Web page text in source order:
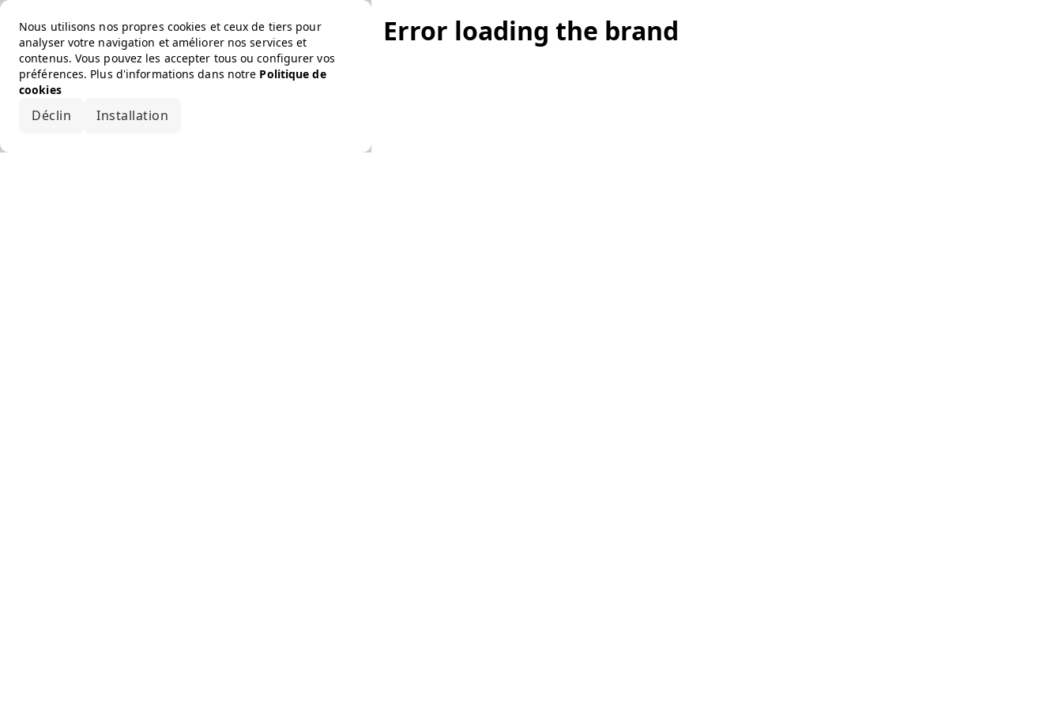
Nous utilisons nos propres cookies et ceux de tiers pour
analyser votre navigation et améliorer nos services et
contenus. Vous pouvez les accepter tous ou configurer vos
préférences. Plus d'informations dans notre Politique de
cookies
Déclin Installation
Error loading the brand